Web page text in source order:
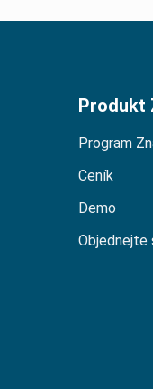
Produkt
Program
Ceník
Demo
Objednejte